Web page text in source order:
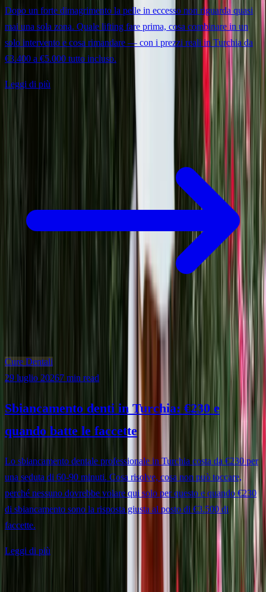
Dopo un forte dimagrimento la pelle in eccesso non riguarda quasi
mai una sola zona. Quale lifting fare prima, cosa combinare in un
solo intervento e cosa rimandare — con i prezzi reali in Turchia da
€3.400 a €5.000 tutto incluso.
Leggi di più
Cure Dentali
29 luglio 20267 min read
Sbiancamento denti in Turchia: €230 e
quando batte le faccette
Lo sbiancamento dentale professionale in Turchia costa da €230 per
una seduta di 60-90 minuti. Cosa risolve, cosa non può toccare,
perché nessuno dovrebbe volare qui solo per questo e quando €230
di sbiancamento sono la risposta giusta al posto di €3.500 di
faccette.
Leggi di più